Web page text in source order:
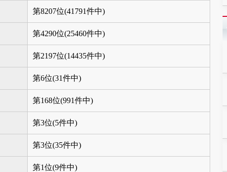
第8207位(41791件中)
第4290位(25460件中)
第2197位(14435件中)
第6位(31件中)
第168位(991件中)
第3位(5件中)
第3位(35件中)
第1位(9件中)